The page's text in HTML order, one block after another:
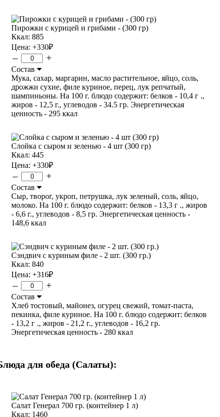
Пирожки с курицей и грибами - (300 гр)
Ккал: 885
Цена: +330₽
– +
Состав
Мука, сахар, маргарин, масло растительное, яйцо, соль,
дрожжи сухие, филе куриное, перец, лук репчатый,
шампиньоны. На 100 г. блюдо содержит: белков - 10,4 г .,
жиров - 12,5 г., углеводов - 34.5 гр. Энергетическая
ценность - 295 ккал
Слойка с сыром и зеленью - 4 шт (300 гр)
Ккал: 445
Цена: +330₽
– +
Состав
Сыр, творог, укроп, петрушка, лук зеленый, соль, яйцо,
молоко. На 100 г. блюдо содержит: белков - 13,3 г ., жиров
- 6,6 г., углеводов - 8,5 гр. Энергетическая ценность -
148,6 ккал
Сэндвич с куриным филе - 2 шт. (300 гр.)
Ккал: 840
Цена: +316₽
– +
Состав
Хлеб тостовый, майонез, огурец свежий, томат-паста,
пекинка, филе куриное. На 100 г. блюдо содержит: белков
- 13,2 г ., жиров - 21,2 г., углеводов - 16,2 гр.
Энергетическая ценность - 280 ккал
для обеда (Салаты):
Салат Генерал 700 гр. (контейнер 1 л)
Ккал: 1460